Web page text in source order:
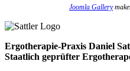
Joomla Gallery
Ergotherapie-Praxis Daniel
Staatlich geprüfter